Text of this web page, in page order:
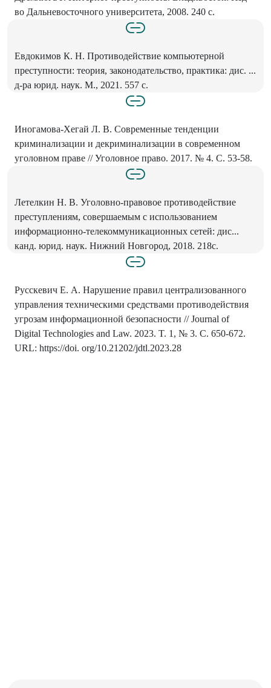
во Дальневосточного университета, 2008. 240 с.
Евдокимов К. Н. Противодействие компьютерной
преступности: теория, законодательство, практика: дис. ...
д-ра юрид. наук. М., 2021. 557 с.
Иногамова-Хегай Л. В. Современные тенденции
криминализации и декриминализации в современном
уголовном праве // Уголовное право. 2017. № 4. С. 53-58.
Летелкин Н. В. Уголовно-правовое противодействие
преступлениям, совершаемым с использованием
информационно-телекоммуникационных сетей: дис...
канд. юрид. наук. Нижний Новгород, 2018. 218с.
Русскевич Е. А. Нарушение правил централизованного
управления техническими средствами противодействия
угрозам информационной безопасности // Journal of
Digital Technologies and Law. 2023. T. 1, № 3. C. 650-672.
URL: https://doi. org/10.21202/jdtl.2023.28